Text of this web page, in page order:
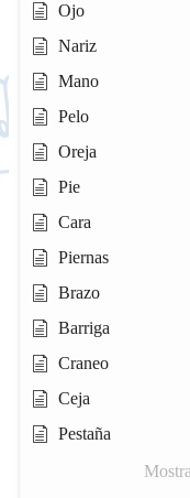
Ojo
Nariz
Mano
Pelo
Oreja
Pie
Cara
Piernas
Brazo
Barriga
Craneo
Ceja
Pestaña